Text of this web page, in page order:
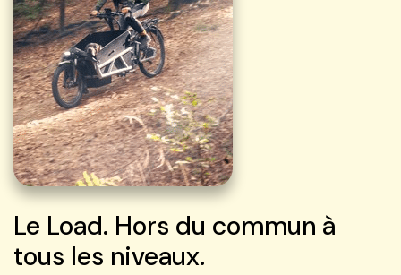
Le Load. Hors du commun à
tous les niveaux.